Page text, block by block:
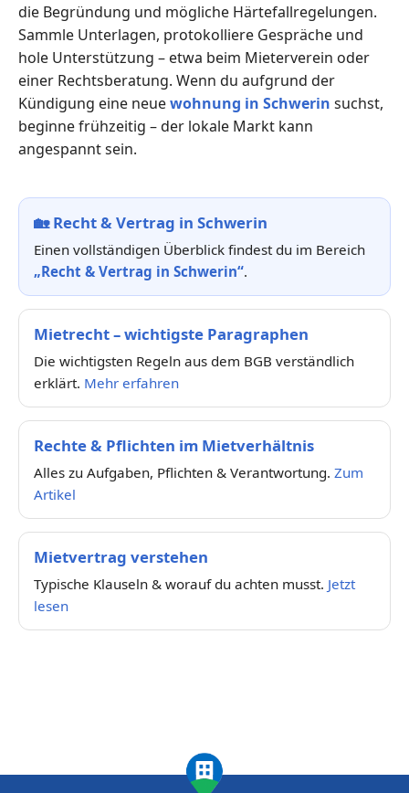
die Begründung und mögliche Härtefallregelungen.
Sammle Unterlagen, protokolliere Gespräche und
hole Unterstützung – etwa beim Mieterverein oder
einer Rechtsberatung. Wenn du aufgrund der
Kündigung eine neuewohnung in Schwerin suchst,
beginne frühzeitig – der lokale Markt kann
angespannt sein.
🏡Recht & Vertrag in Schwerin
Einen vollständigen Überblick findest du im Bereich
„Recht & Vertrag in Schwerin“.
Mietrecht – wichtigste Paragraphen
Die wichtigsten Regeln aus dem BGB verständlich
erklärt. Mehr erfahren
Rechte & Pflichten im Mietverhältnis
Alles zu Aufgaben, Pflichten & Verantwortung. Zum
Artikel
Mietvertrag verstehen
Typische Klauseln & worauf du achten musst. Jetzt
lesen